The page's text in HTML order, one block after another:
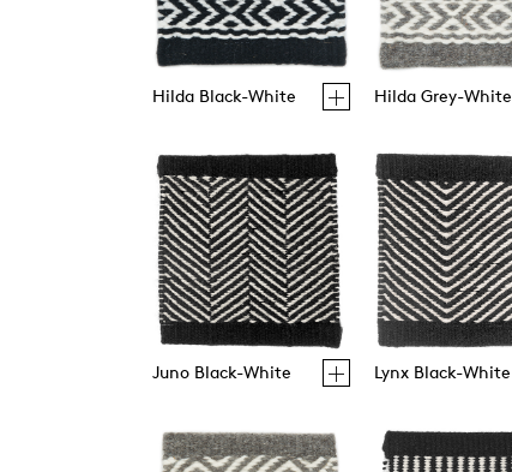
Hilda Black-White Hilda Grey-White
Juno Black-White Lynx Black-White